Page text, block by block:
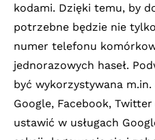
kodami. Dzięki temu, by
potrzebne będzie nie
numer telefonu
jednorazowych haseł.
być wykorzystywana
Google, Facebook,
ustawić w usługach